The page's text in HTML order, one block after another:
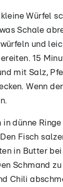
Würfel
Schale
und
15
mit Salz,
Wenn
in dünne
Fisch
in Butter
Schmand
Chili